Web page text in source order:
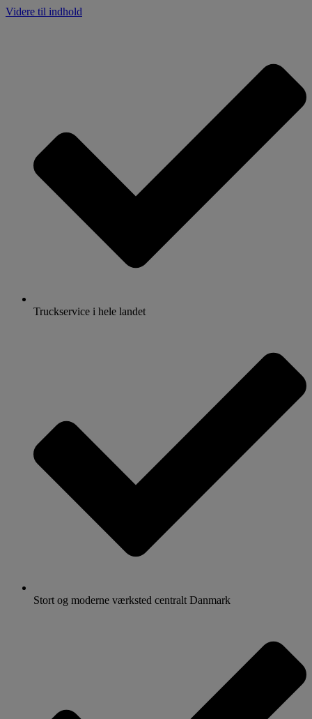
Videre til indhold
Truckservice i hele landet
Stort og moderne værksted centralt Danmark